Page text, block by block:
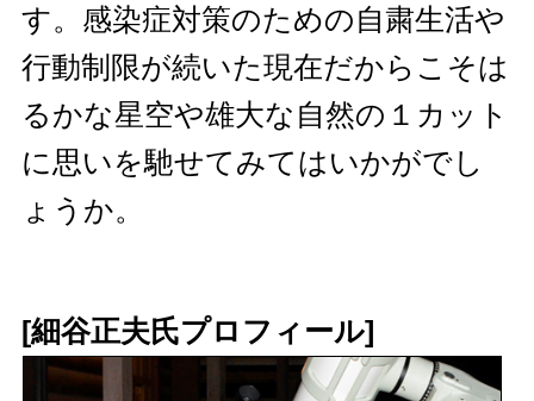
す。感染症対策のための自粛生活や
行動制限が続いた現在だからこそは
るかな星空や雄大な自然の１カット
に思いを馳せてみてはいかがでし
ょうか。
[細谷正夫氏プロフィール]